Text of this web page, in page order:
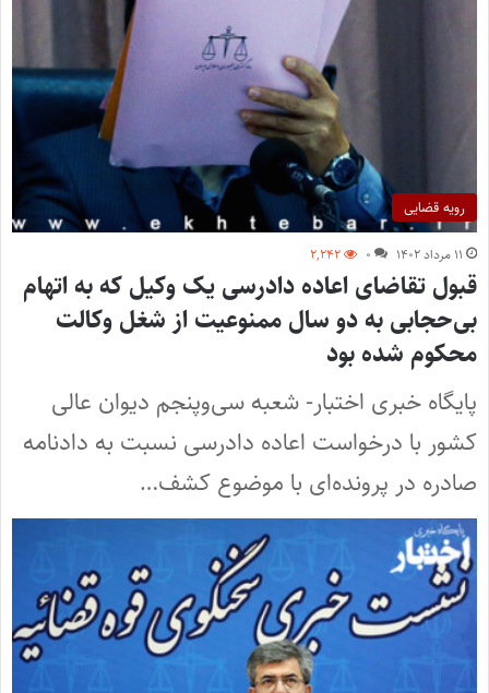
رویه قضایی
۱۱ مرداد ۱۴۰۲ ۰ ۲,۲۴۲
قبول تقاضای اعاده دادرسی یک وکیل که به اتهام
بی‌حجابی به دو سال ممنوعیت از شغل وکالت
محکوم شده بود
پایگاه خبری اختبار- شعبه سی‌وپنجم دیوان عالی
کشور با درخواست اعاده دادرسی نسبت به دادنامه
صادره در پرونده‌ای با موضوع کشف…